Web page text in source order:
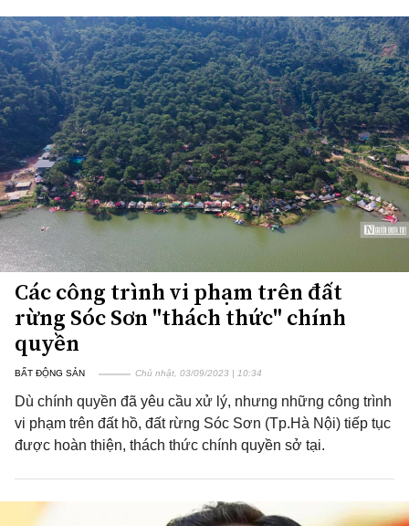
Các công trình vi phạm trên đất
rừng Sóc Sơn "thách thức" chính
quyền
BẤT ĐỘNG SẢN Chủ nhật, 03/09/2023 | 10:34
Dù chính quyền đã yêu cầu xử lý, nhưng những công trình
vi phạm trên đất hồ, đất rừng Sóc Sơn (Tp.Hà Nội) tiếp tục
được hoàn thiện, thách thức chính quyền sở tại.